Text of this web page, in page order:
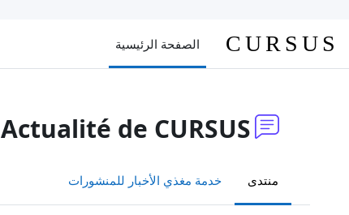
CURSUS الصفحة الرئيسية
Actualité de CURSUS
منتدى خدمة مغذي الأخبار للمنشورات